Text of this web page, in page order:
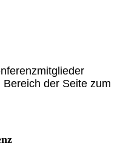
der Seite zum